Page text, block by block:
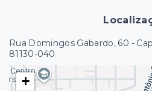
Rua Domingos Gabardo, 60 -
81130-040
+